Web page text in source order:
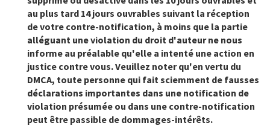
au plus tard 14 jours ouvrables suivant la réception
de votre contre-notification, à moins que la partie
alléguant une violation du droit d'auteur ne nous
informe au préalable qu'elle a intenté une action en
justice contre vous. Veuillez noter qu'en vertu du
DMCA, toute personne qui fait sciemment de fausses
déclarations importantes dans une notification de
violation présumée ou dans une contre-notification
peut être passible de dommages-intérêts.